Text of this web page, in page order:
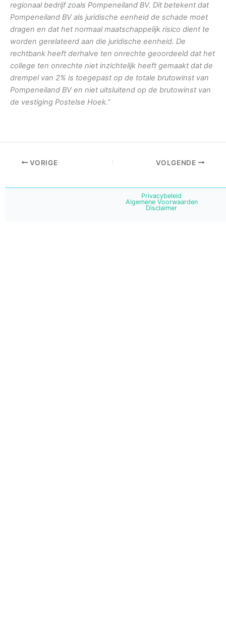
regionaal bedrijf zoals Pompeneiland BV. Dit betekent dat
Pompeneiland BV als juridische eenheid de schade moet
dragen en dat het normaal maatschappelijk risico dient te
worden gerelateerd aan die juridische eenheid. De
rechtbank heeft derhalve ten onrechte geoordeeld dat het
college ten onrechte niet inzichtelijk heeft gemaakt dat de
drempel van 2% is toegepast op de totale brutowinst van
Pompeneiland BV en niet uitsluitend op de brutowinst van
de vestiging Postelse Hoek.”
VORIGE VOLGENDE
Privacybeleid
Algemene Voorwaarden
Disclaimer